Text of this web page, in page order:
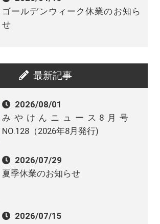
ゴールデンウィーク休業のお知ら
せ
最新記事
2026/08/01
みやけんニュース8月号
NO.128（2026年8月発行)
2026/07/29
夏季休業のお知らせ
2026/07/15